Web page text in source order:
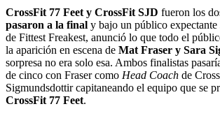
CrossFit 77 Feet y CrossFit SJD fueron los
pasaron a la final y bajo un público
de Fittest Freakest, anunció lo que todo el
la aparición en escena de Mat Fraser y Sara
sorpresa no era solo esa. Ambos finalistas
de cinco con Fraser como Head Coach de
Sigmundsdottir capitaneando el equipo que se
CrossFit 77 Feet.